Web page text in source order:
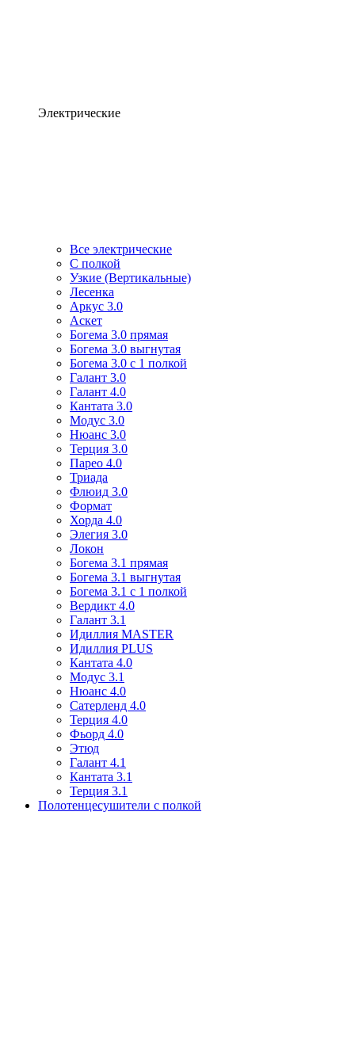
Электрические
Все электрические
С полкой
Узкие (Вертикальные)
Лесенка
Аркус 3.0
Аскет
Богема 3.0 прямая
Богема 3.0 выгнутая
Богема 3.0 с 1 полкой
Галант 3.0
Галант 4.0
Кантата 3.0
Модус 3.0
Нюанс 3.0
Терция 3.0
Парео 4.0
Триада
Флюид 3.0
Формат
Хорда 4.0
Элегия 3.0
Локон
Богема 3.1 прямая
Богема 3.1 выгнутая
Богема 3.1 с 1 полкой
Вердикт 4.0
Галант 3.1
Идиллия MASTER
Идиллия PLUS
Кантата 4.0
Модус 3.1
Нюанс 4.0
Сатерленд 4.0
Терция 4.0
Фьорд 4.0
Этюд
Галант 4.1
Кантата 3.1
Терция 3.1
Полотенцесушители с полкой